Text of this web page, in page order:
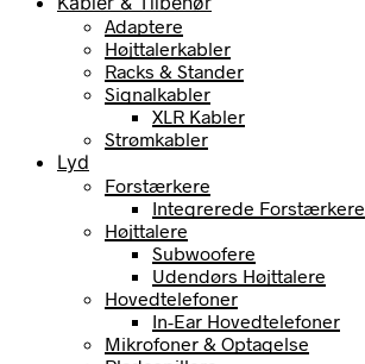
Adaptere
Højttalerkabler
Racks & Stander
Signalkabler
XLR Kabler
Strømkabler
Lyd
Forstærkere
Integrerede Forstærkere
Højttalere
Subwoofere
Udendørs Højttalere
Hovedtelefoner
In-Ear Hovedtelefoner
Mikrofoner & Optagelse